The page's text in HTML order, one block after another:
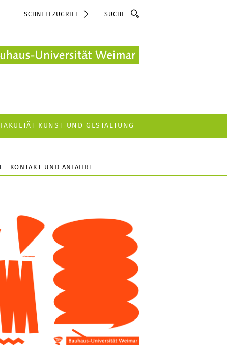
SCHNELLZUGRIFF Suche
FAKULTÄT KUNST UND GESTALTUNG
KONTAKT UND ANFAHRT